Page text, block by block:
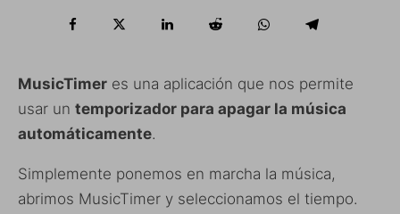
MusicTimer es una aplicación que nos permite
usar un temporizador para apagar la música
automáticamente.
Simplemente ponemos en marcha la música,
abrimos MusicTimer y seleccionamos el tiempo.